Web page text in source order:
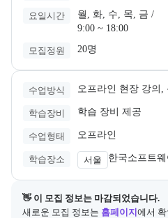
요일시간
월, 화, 수, 목, 금 /
9:00 ~ 18:00
모집정원 20명
수업방식 오프라인 현장 강의,
학습장비 학습 장비 제공
수업형태 오프라인
학습장소 서울 한국소프트
👋 이 모집 정보는 마감되었습니다.
새로운 모집 정보는 홈페이지 에서